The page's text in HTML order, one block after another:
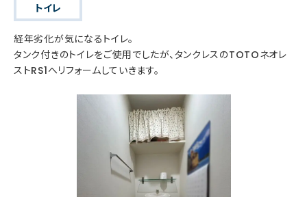
トイレ
経年劣化が気になるトイレ。
タンク付きのトイレをご使用でしたが、タンクレスのTOTOネオレ
ストRS1へリフォームしていきます。